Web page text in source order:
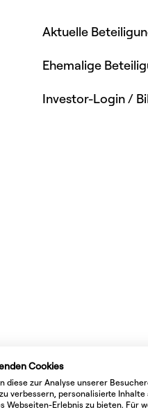
Aktuelle
Ehemalige
Investor-Login /
Cookies
diese zur Analyse unserer
verbessern, personalisierte Inhalte
Webseiten-Erlebnis zu bieten. Für